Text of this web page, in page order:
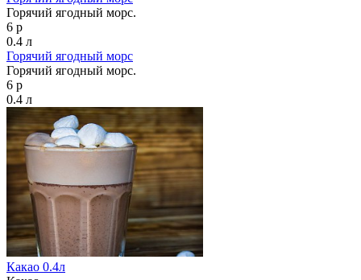
Горячий ягодный морс.
6 р
0.4 л
Горячий ягодный морс
Горячий ягодный морс.
6 р
0.4 л
Какао 0.4л